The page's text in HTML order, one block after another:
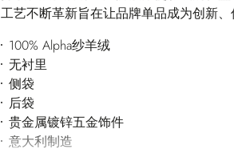
工艺不断革新旨在让品牌单品成为创新、
100% Alpha纱羊绒
无衬里
侧袋
后袋
贵金属镀锌五金饰件
意大利制造